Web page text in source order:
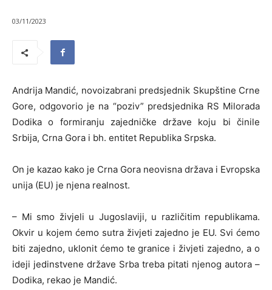
03/11/2023
Andrija Mandić, novoizabrani predsjednik Skupštine Crne
Gore, odgovorio je na “poziv” predsjednika RS Milorada
Dodika o formiranju zajedničke države koju bi činile
Srbija, Crna Gora i bh. entitet Republika Srpska.
On je kazao kako je Crna Gora neovisna država i Evropska
unija (EU) je njena realnost.
– Mi smo živjeli u Jugoslaviji, u različitim republikama.
Okvir u kojem ćemo sutra živjeti zajedno je EU. Svi ćemo
biti zajedno, uklonit ćemo te granice i živjeti zajedno, a o
ideji jedinstvene države Srba treba pitati njenog autora –
Dodika, rekao je Mandić.